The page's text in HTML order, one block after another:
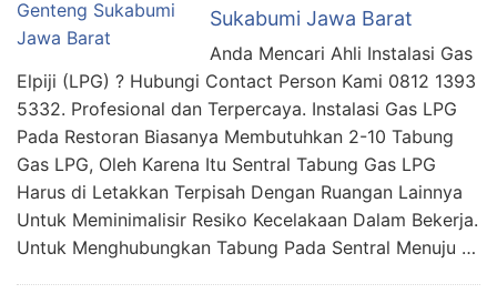
Sukabumi Jawa Barat
Anda Mencari Ahli Instalasi Gas
Elpiji (LPG) ? Hubungi Contact Person Kami 0812 1393
5332. Profesional dan Terpercaya. Instalasi Gas LPG
Pada Restoran Biasanya Membutuhkan 2-10 Tabung
Gas LPG, Oleh Karena Itu Sentral Tabung Gas LPG
Harus di Letakkan Terpisah Dengan Ruangan Lainnya
Untuk Meminimalisir Resiko Kecelakaan Dalam Bekerja.
Untuk Menghubungkan Tabung Pada Sentral Menuju …